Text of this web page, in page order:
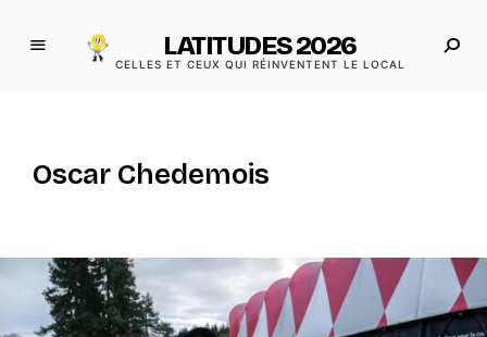
LATITUDES 2026
CELLES ET CEUX QUI RÉINVENTENT LE LOCAL
Oscar Chedemois